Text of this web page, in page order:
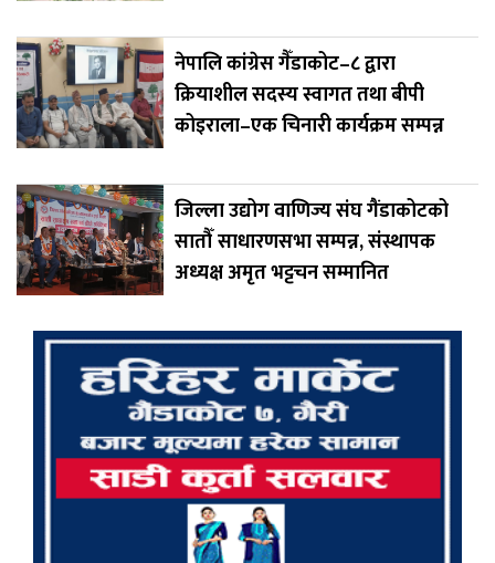
नेपालि कांग्रेस गैँडाकोट–८ द्वारा
क्रियाशील सदस्य स्वागत तथा बीपी
कोइराला–एक चिनारी कार्यक्रम सम्पन्न
जिल्ला उद्योग वाणिज्य संघ गैंडाकोटको
सातौँ साधारणसभा सम्पन्न, संस्थापक
अध्यक्ष अमृत भट्टचन सम्मानित